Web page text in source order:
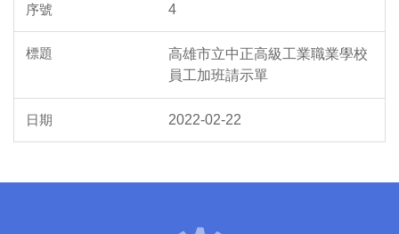
4
高雄市立中正高級工業職業學校
員工加班請示單
2022-02-22